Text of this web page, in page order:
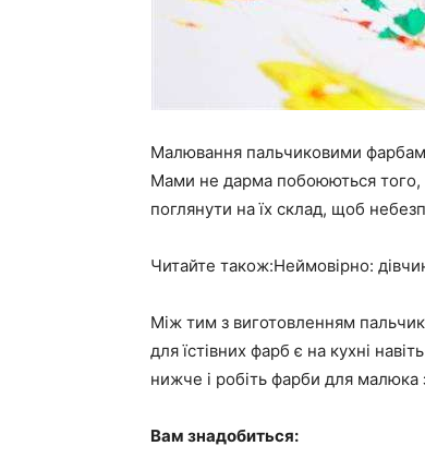
Малювання пальчиковими
Мами не дарма побоюються
поглянути на їх склад, щоб
Читайте також:Неймовірно:
Між тим з виготовленням
для їстівних фарб є на кухні
нижче і робіть фарби для малюка
Вам знадобиться: